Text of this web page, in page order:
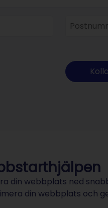
din webbplats ned
din webbplats och